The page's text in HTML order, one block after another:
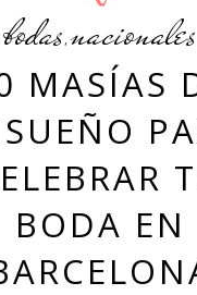
bodas,nacionales
MASÍAS
BODA EN